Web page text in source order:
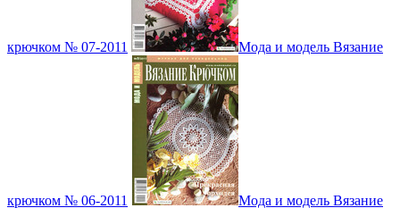
крючком № 07-2011 Мода и модель Вязание
крючком № 06-2011 Мода и модель Вязание